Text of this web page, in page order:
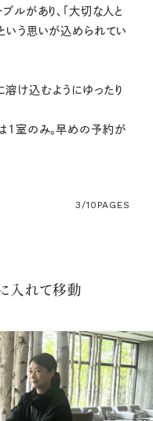
ルがあり、「大切な人と
いう思いが込められてい
溶け込むようにゆったり
1室のみ。早めの予約が
3/10 PAGES
入れて移動